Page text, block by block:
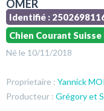
OMER
Identifié :
Chien Courant Suisse
Né le 10/11/2018
Proprietaire : Yannick
Producteur : Grégory et